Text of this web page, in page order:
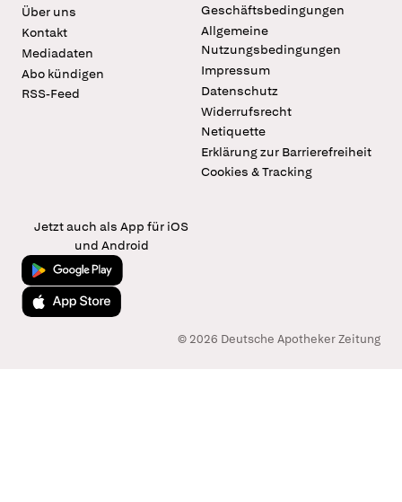
Über uns
Kontakt
Mediadaten
Abo kündigen
RSS-Feed
Geschäftsbedingungen
Allgemeine
Nutzungsbedingungen
Impressum
Datenschutz
Widerrufsrecht
Netiquette
Erklärung zur Barrierefreiheit
Cookies & Tracking
Jetzt auch als App für iOS
und Android
Jetzt bei Google Play
Laden im App Store
© 2026 Deutsche Apotheker Zeitung